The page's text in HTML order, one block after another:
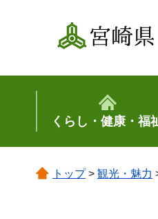
宮崎県
くらし・健康・福
トップ> 観光・魅力